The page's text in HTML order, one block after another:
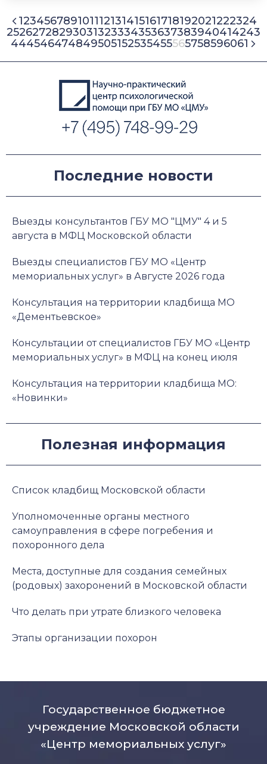
123456789101112131415161718192021222324
25262728293031323334353637383940414243
444546474849505152535455565758596061
Последние новости
Выезды консультантов ГБУ МО "ЦМУ" 4 и 5
августа в МФЦ Московской области
Выезды специалистов ГБУ МО «Центр
мемориальных услуг» в Августе 2026 года
Консультация на территории кладбища МО
«Дементьевское»
Консультации от специалистов ГБУ МО «Центр
мемориальных услуг» в МФЦ на конец июля
Консультация на территории кладбища МО:
«Новинки»
Полезная информация
Список кладбищ Московской области
Уполномоченные органы местного
самоуправления в сфере погребения и
похоронного дела
Места, доступные для создания семейных
(родовых) захоронений в Московской области
Что делать при утрате близкого человека
Этапы организации похорон
Государственное бюджетное
учреждение Московской области
«Центр мемориальных услуг»